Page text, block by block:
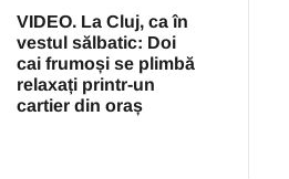
VIDEO. La Cluj, ca în
vestul sălbatic: Doi
cai frumoși se plimbă
relaxați printr-un
cartier din oraș